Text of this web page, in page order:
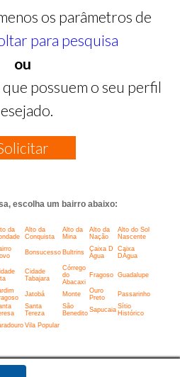
os parâmetros de
para pesquisa
ou
possuem o seu perfil
escolha um bairro abaixo:
da
Alto da
Conquista
Alto da
Mina
Alto da
Nação
Alto do Sol
Nascente
Bonsucesso Bultrins
Caixa D
Água
Caixa
DÁgua
Cidade
Tabajara
Córrego
do
Abacaxi
Fragoso Guadalupe
Jatobá Monte
Ouro
Preto
Passarinho
Santa
Tereza
São
Benedito Sapucaia Sítio
Histórico
Vila Popular